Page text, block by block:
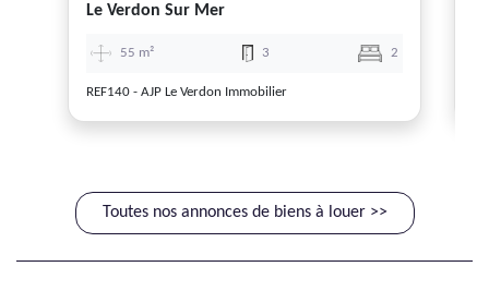
Le Verdon Sur Mer
55 m² 3 2
REF140 - AJP Le Verdon Immobilier
Toutes nos annonces de biens à louer >>